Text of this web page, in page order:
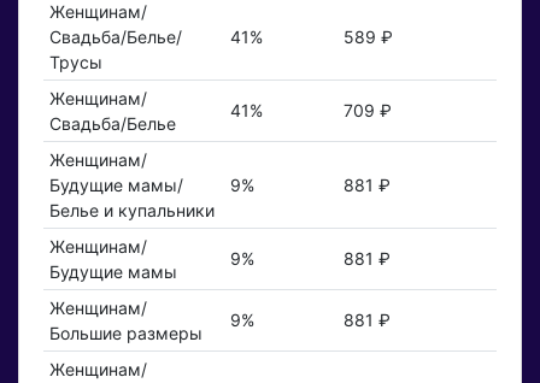
Женщинам/
Свадьба/Белье/
Трусы
41% 589 ₽
Женщинам/
Свадьба/Белье
41% 709 ₽
Женщинам/
Будущие мамы/
Белье и купальники
9% 881 ₽
Женщинам/
Будущие мамы
9% 881 ₽
Женщинам/
Большие размеры
9% 881 ₽
Женщинам/